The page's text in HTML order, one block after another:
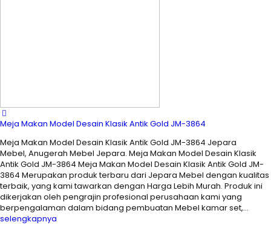
Meja Makan Model Desain Klasik Antik Gold JM-3864
Meja Makan Model Desain Klasik Antik Gold JM-3864 Jepara
Mebel, Anugerah Mebel Jepara. Meja Makan Model Desain Klasik
Antik Gold JM-3864 Meja Makan Model Desain Klasik Antik Gold JM-
3864 Merupakan produk terbaru dari Jepara Mebel dengan kualitas
terbaik, yang kami tawarkan dengan Harga Lebih Murah. Produk ini
dikerjakan oleh pengrajin profesional perusahaan kami yang
berpengalaman dalam bidang pembuatan Mebel kamar set,…
selengkapnya